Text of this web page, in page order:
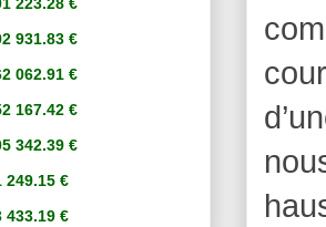
223.28 €
931.83 €
062.91 €
167.42 €
342.39 €
249.15 €
433.19 €